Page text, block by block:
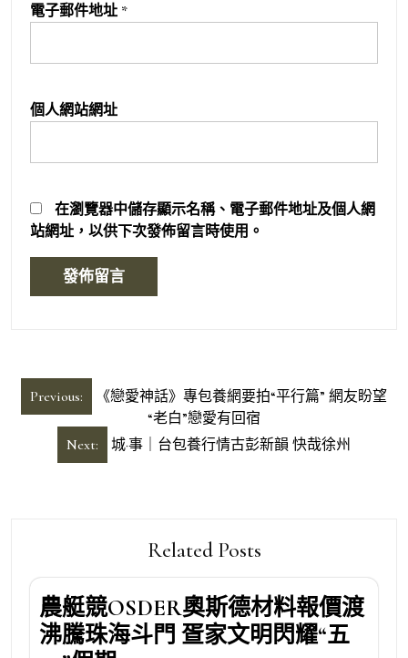
電子郵件地址 *
個人網站網址
在瀏覽器中儲存顯示名稱、電子郵件地址及個人網
站網址，以供下次發佈留言時使用。
文
章
Previous:
《戀愛神話》專包養網要拍“平行篇” 網友盼望
“老白”戀愛有回宿
Next:
城·事｜台包養行情古彭新韻 快哉徐州
Related Posts
農艇競OSDER奧斯德材料報價渡
沸騰珠海斗門 疍家文明閃耀“五